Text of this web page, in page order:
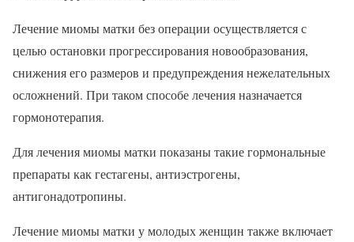
Лечение миомы матки без операции осуществляется с
целью остановки прогрессирования новообразования,
снижения его размеров и предупреждения нежелательных
осложнений. При таком способе лечения назначается
гормонотерапия.
Для лечения миомы матки показаны такие гормональные
препараты как гестагены, антиэстрогены,
антигонадотропины.
Лечение миомы матки у молодых женщин также включает